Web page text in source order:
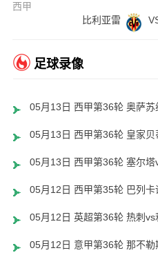
西甲
比利亚雷
足球录像
05月13日 西甲第36轮 奥萨
05月13日 西甲第36轮 皇家
05月13日 西甲第36轮 塞尔塔
05月12日 西甲第35轮 巴列
05月12日 英超第36轮 热刺vs
05月12日 意甲第36轮 那不